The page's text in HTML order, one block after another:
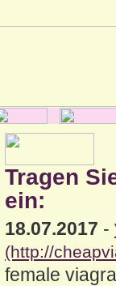
Tragen
ein:
18.07.2017 -
(http://
female